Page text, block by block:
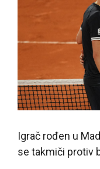
Igrač rođen u
se takmiči protiv